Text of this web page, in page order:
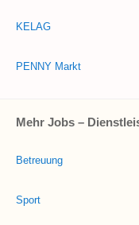
KELAG
PENNY Markt
Mehr Jobs –
Betreuung
Sport